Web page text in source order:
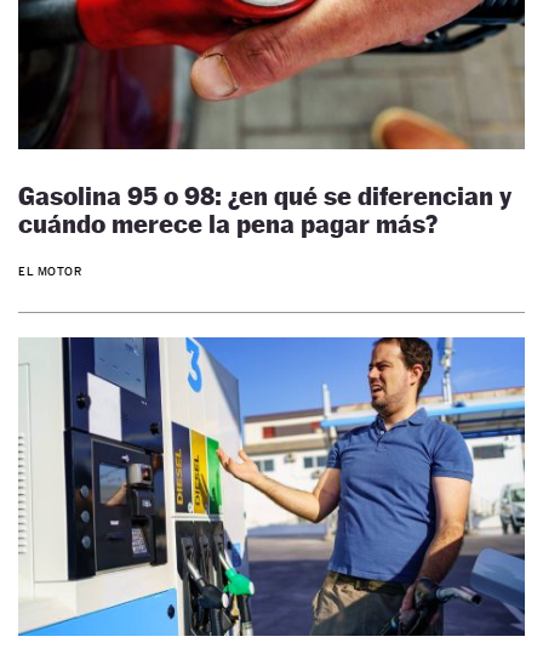
Gasolina 95 o 98: ¿en qué se diferencian y
cuándo merece la pena pagar más?
EL MOTOR